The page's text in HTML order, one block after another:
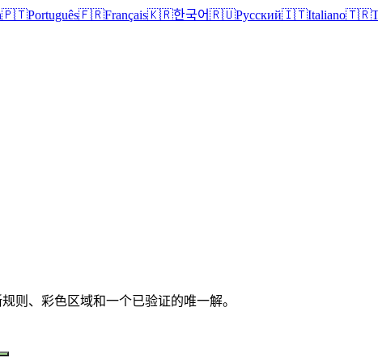
🇵🇹Português🇫🇷Français🇰🇷한국어🇷🇺Русский🇮🇹Italiano🇹🇷
则、彩色区域和一个已验证的唯一解。